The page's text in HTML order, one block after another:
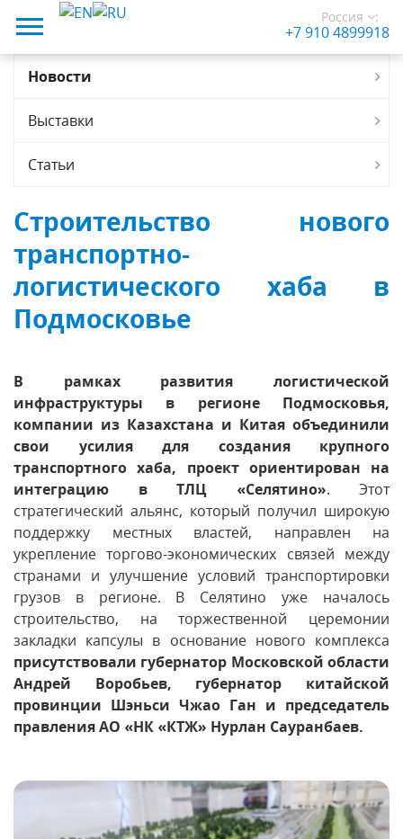
Россия
+7 910 4899918
:
Новости
Выставки
Статьи
Строительство нового
транспортно-
логистического хаба в
Подмосковье
В рамках развития логистической
инфраструктуры в регионе Подмосковья,
компании из Казахстана и Китая объединили
свои усилия для создания крупного
транспортного хаба, проект ориентирован на
интеграцию в ТЛЦ «Селятино». Этот
стратегический альянс, который получил широкую
поддержку местных властей, направлен на
укрепление торгово-экономических связей между
странами и улучшение условий транспортировки
грузов в регионе. В Селятино уже началось
строительство, на торжественной церемонии
закладки капсулы в основание нового комплекса
присутствовали губернатор Московской области
Андрей Воробьев, губернатор китайской
провинции Шэньси Чжао Ган и председатель
правления АО «НК «КТЖ» Нурлан Сауранбаев.